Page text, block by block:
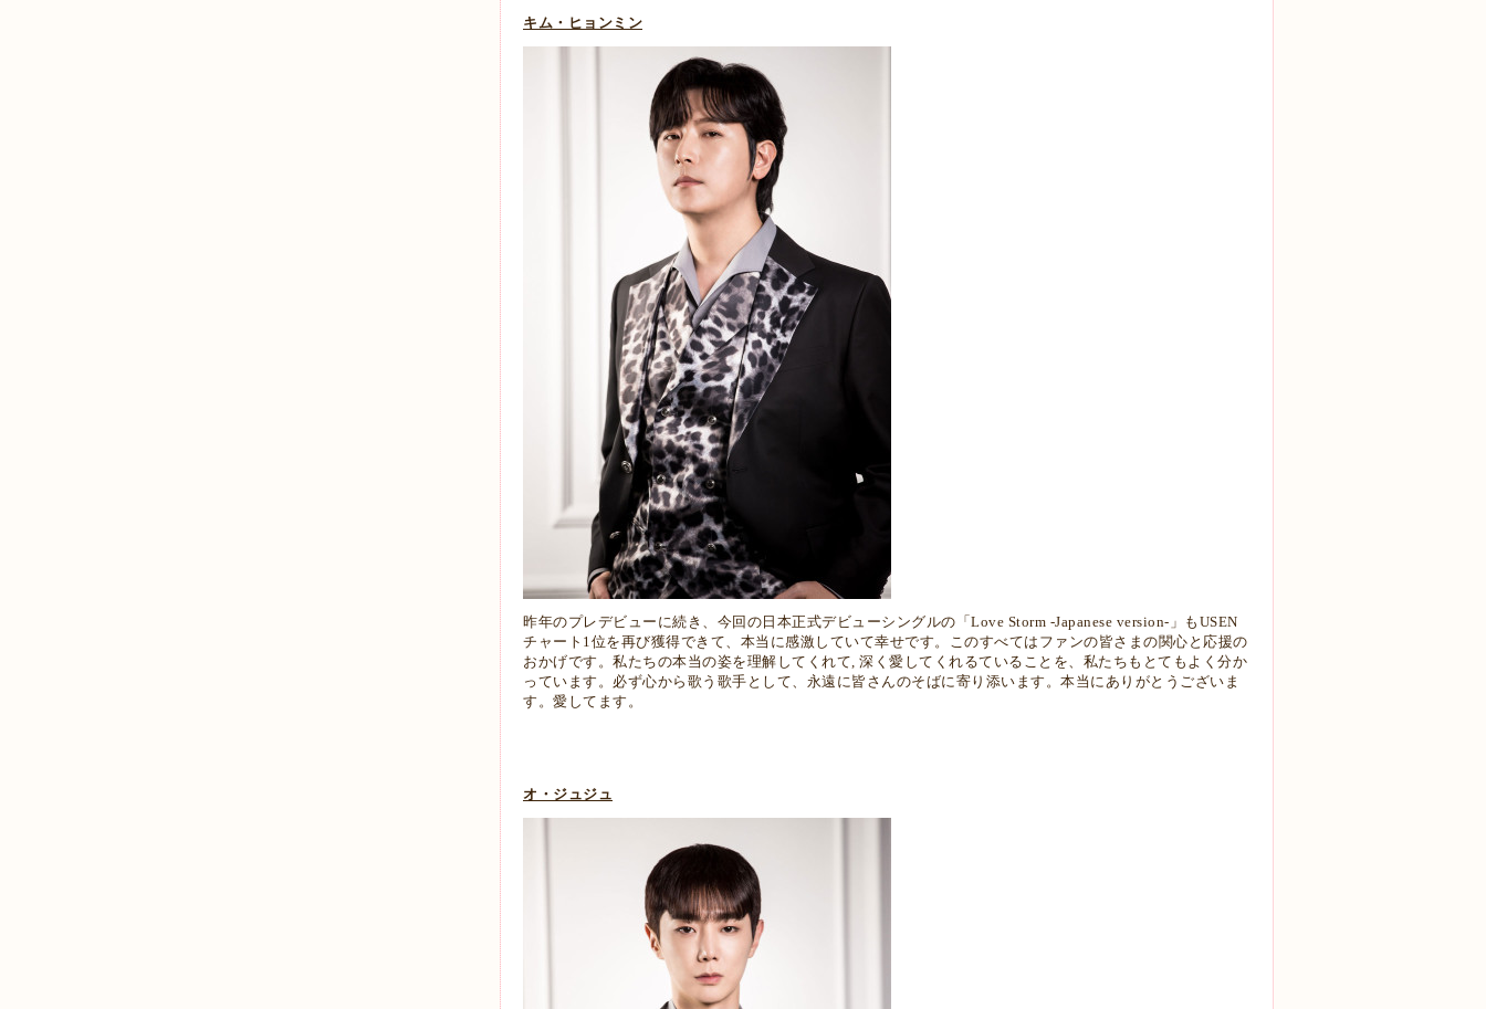
キム・ヒョンミン
昨年のプレデビューに続き、今回の日本正式デビューシングルの「Love Storm -Japanese version-」もUSEN
チャート1位を再び獲得できて、本当に感激していて幸せです。このすべてはファンの皆さまの関心と応援の
おかげです。私たちの本当の姿を理解してくれて, 深く愛してくれるていることを、私たちもとてもよく分か
っています。必ず心から歌う歌手として、永遠に皆さんのそばに寄り添います。本当にありがとうございま
す。愛してます。
オ・ジュジュ